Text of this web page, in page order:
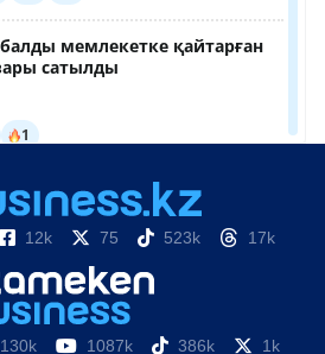
12k 75 523k 17k
130k 1087k 386k
1k